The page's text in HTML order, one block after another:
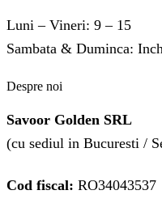
Luni – Vineri: 9 – 15
Sambata & Duminca:
Despre noi
Savoor Golden SRL
(cu sediul in Bucuresti /
Cod fiscal: RO34043537